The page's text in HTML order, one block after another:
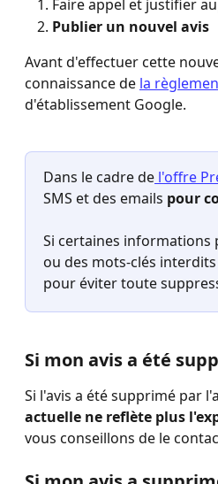
Faire appel et justifier
Publier un nouvel avis
Avant d'effectuer cette
connaissance de la
d'établissement Google.
Dans le cadre de l'offre
SMS et des emails pour
Si certaines informations
ou des mots-clés
pour éviter toute
Si mon avis a été
Si l'avis a été supprimé par
actuelle ne reflète plus
vous conseillons de le